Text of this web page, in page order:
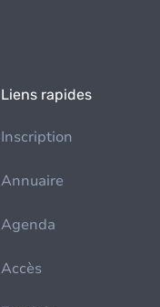
Liens rapides
Inscription
Annuaire
Agenda
Accès